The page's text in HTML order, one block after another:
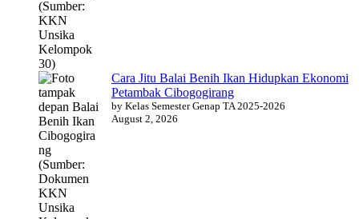
Cara Jitu Balai Benih Ikan Hidupkan Ekonomi
Petambak Cibogogirang
by Kelas Semester Genap TA 2025-2026
August 2, 2026